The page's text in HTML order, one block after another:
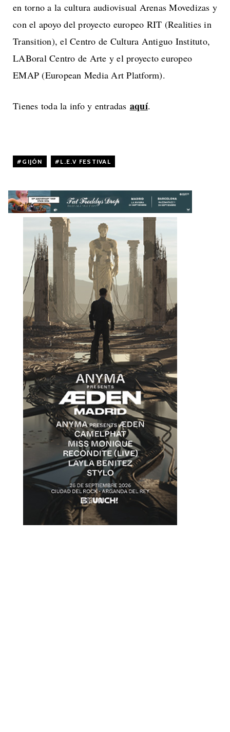
en torno a la cultura audiovisual Arenas Movedizas y
con el apoyo del proyecto europeo RIT (Realities in
Transition), el Centro de Cultura Antiguo Instituto,
LABoral Centro de Arte y el proyecto europeo
EMAP (European Media Art Platform).
Tienes toda la info y entradas aquí.
GIJÓN L.E.V FESTIVAL